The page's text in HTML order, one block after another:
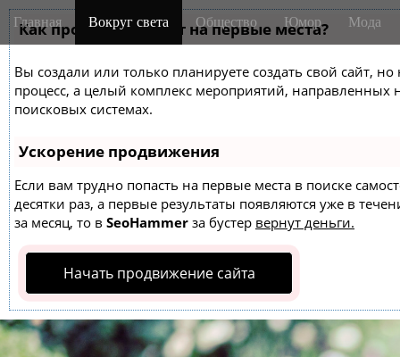
Как продвинуть сайт на первые места?
Вы создали или только планируете создать свой сайт,
процесс, а целый комплекс мероприятий,
поисковых системах.
Ускорение продвижения
Если вам трудно попасть на первые места в поиске
десятки раз, а первые результаты появляются уже в
за месяц, то в SeoHammer за бустер вернут деньги.
Начать продвижение сайта
M
a
n
m
e
n
u
i
Главная Вокруг света Общество Юмор Мода